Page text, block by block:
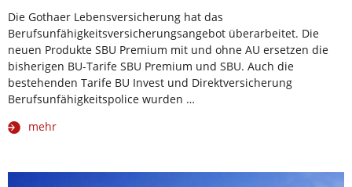
Die Gothaer Lebensversicherung hat das
Berufsunfähigkeitsversicherungsangebot überarbeitet. Die
neuen Produkte SBU Premium mit und ohne AU ersetzen die
bisherigen BU-Tarife SBU Premium und SBU. Auch die
bestehenden Tarife BU Invest und Direktversicherung
Berufsunfähigkeitspolice wurden …
mehr